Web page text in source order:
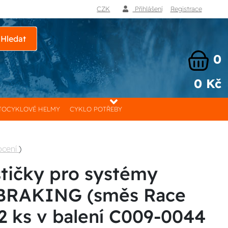
CZK Přihlášení Registrace
Hledat
0
0 Kč
HELMY CYKLO POTŘEBY
)
pro systémy
(směs Race
ks v balení C009-0044